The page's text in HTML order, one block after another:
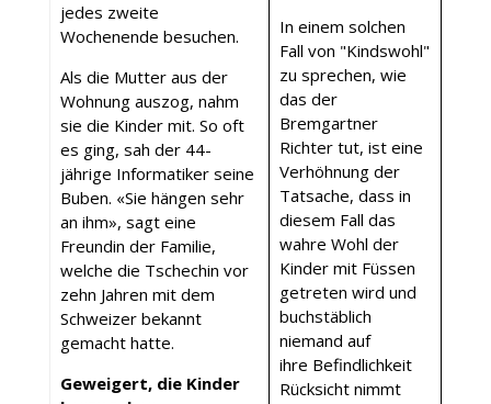
jedes zweite
Wochenende besuchen.
Als die Mutter aus der
Wohnung auszog, nahm
sie die Kinder mit. So oft
es ging, sah der 44-
jährige Informatiker seine
Buben. «Sie hängen sehr
an ihm», sagt eine
Freundin der Familie,
welche die Tschechin vor
zehn Jahren mit dem
Schweizer bekannt
gemacht hatte.
Geweigert, die Kinder
In einem solchen
Fall von "Kindswohl"
zu sprechen, wie
das der
Bremgartner
Richter tut, ist eine
Verhöhnung der
Tatsache, dass in
diesem Fall das
wahre Wohl der
Kinder mit Füssen
getreten wird und
buchstäblich
niemand auf
ihre Befindlichkeit
Rücksicht nimmt